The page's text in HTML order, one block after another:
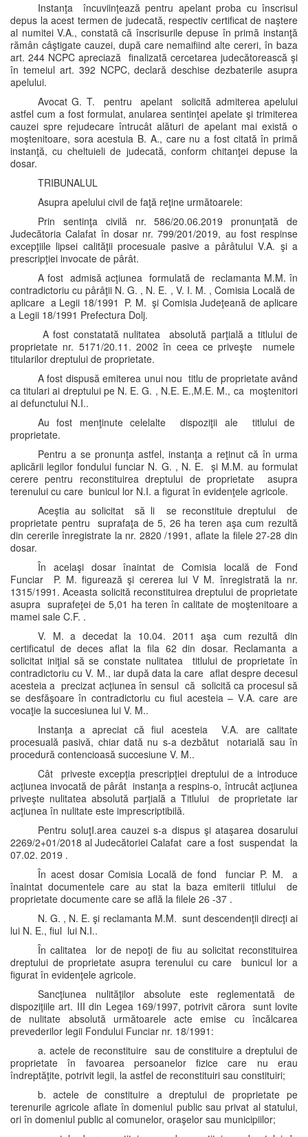
Instanţa încuviinţează pentru apelant proba cu înscrisul
depus la acest termen de judecată, respectiv certificat de naştere
al numitei V.A., constată că înscrisurile depuse în primă instanţă
rămân câştigate cauzei, după care nemaifiind alte cereri, în baza
art. 244 NCPC apreciază finalizată cercetarea judecătorească şi
în temeiul art. 392 NCPC, declară deschise dezbaterile asupra
apelului.
Avocat G. T. pentru apelant solicită admiterea apelului
astfel cum a fost formulat, anularea sentinţei apelate şi trimiterea
cauzei spre rejudecare întrucât alături de apelant mai există o
moştenitoare, sora acestuia B. A., care nu a fost citată în primă
instanţă, cu cheltuieli de judecată, conform chitanţei depuse la
dosar.
TRIBUNALUL
Asupra apelului civil de faţă reţine următoarele:
Prin sentinţa civilă nr. 586/20.06.2019 pronunţată de
Judecătoria Calafat în dosar nr. 799/201/2019, au fost respinse
excepţiile lipsei calităţii procesuale pasive a pârâtului V.A. şi a
prescripţiei invocate de pârât.
A fost admisă acţiunea formulată de reclamanta M.M. în
contradictoriu cu pârâţii N. G. , N. E. , V. I. M. , Comisia Locală de
aplicare a Legii 18/1991 P. M. şi Comisia Judeţeană de aplicare
a Legii 18/1991 Prefectura Dolj.
A fost constatată nulitatea absolută parţială a titlului de
proprietate nr. 5171/20.11. 2002 în ceea ce priveşte numele
titularilor dreptului de proprietate.
A fost dispusă emiterea unui nou titlu de proprietate având
ca titulari ai dreptului pe N. E. G. , N.E. E.,M.E. M., ca moştenitori
ai defunctului N.I..
Au fost menţinute celelalte dispoziţii ale titlului de
proprietate.
Pentru a se pronunţa astfel, instanţa a reţinut că în urma
aplicării legilor fondului funciar N. G. , N. E. şi M.M. au formulat
cerere pentru reconstituirea dreptului de proprietate asupra
terenului cu care bunicul lor N.I. a figurat în evidenţele agricole.
Aceştia au solicitat să li se reconstituie dreptului de
proprietate pentru suprafaţa de 5, 26 ha teren aşa cum rezultă
din cererile înregistrate la nr. 2820 /1991, aflate la filele 27-28 din
dosar.
În acelaşi dosar înaintat de Comisia locală de Fond
Funciar P. M. figurează şi cererea lui V M. înregistrată la nr.
1315/1991. Aceasta solicită reconstituirea dreptului de proprietate
asupra suprafeţei de 5,01 ha teren în calitate de moştenitoare a
mamei sale C.F. .
V. M. a decedat la 10.04. 2011 aşa cum rezultă din
certificatul de deces aflat la fila 62 din dosar. Reclamanta a
solicitat iniţial să se constate nulitatea titlului de proprietate în
contradictoriu cu V. M., iar după data la care aflat despre decesul
acesteia a precizat acţiunea în sensul că solicită ca procesul să
se desfăşoare în contradictoriu cu fiul acesteia – V.A. care are
vocaţie la succesiunea lui V. M..
Instanţa a apreciat că fiul acesteia V.A. are calitate
procesuală pasivă, chiar dată nu s-a dezbătut notarială sau în
procedură contencioasă succesiune V. M..
Cât priveste excepţia prescripţiei dreptului de a introduce
acţiunea invocată de pârât instanţa a respins-o, întrucât acţiunea
priveşte nulitatea absolută parţială a Titlului de proprietate iar
acţiunea în nulitate este imprescriptibilă.
Pentru soluţI.area cauzei s-a dispus şi ataşarea dosarului
2269/2+01/2018 al Judecătoriei Calafat care a fost suspendat la
07.02. 2019 .
În acest dosar Comisia Locală de fond funciar P. M. a
înaintat documentele care au stat la baza emiterii titlului de
proprietate documente care se află la filele 26 -37 .
N. G. , N. E. şi reclamanta M.M. sunt descendenţii direcţi ai
lui N. E., fiul lui N.I..
În calitatea lor de nepoţi de fiu au solicitat reconstituirea
dreptului de proprietate asupra terenului cu care bunicul lor a
figurat în evidenţele agricole.
Sancţiunea nulităţilor absolute este reglementată de
dispoziţiile art. III din Legea 169/1997, potrivit cărora sunt lovite
de nulitate absolută următoarele acte emise cu încălcarea
prevederilor legii Fondului Funciar nr. 18/1991:
a. actele de reconstituire sau de constituire a dreptului de
proprietate în favoarea persoanelor fizice care nu erau
îndreptăţite, potrivit legii, la astfel de reconstituiri sau constituiri;
b. actele de constituire a dreptului de proprietate pe
terenurile agricole aflate în domeniul public sau privat al statului,
ori în domeniul public al comunelor, oraşelor sau municipiilor;